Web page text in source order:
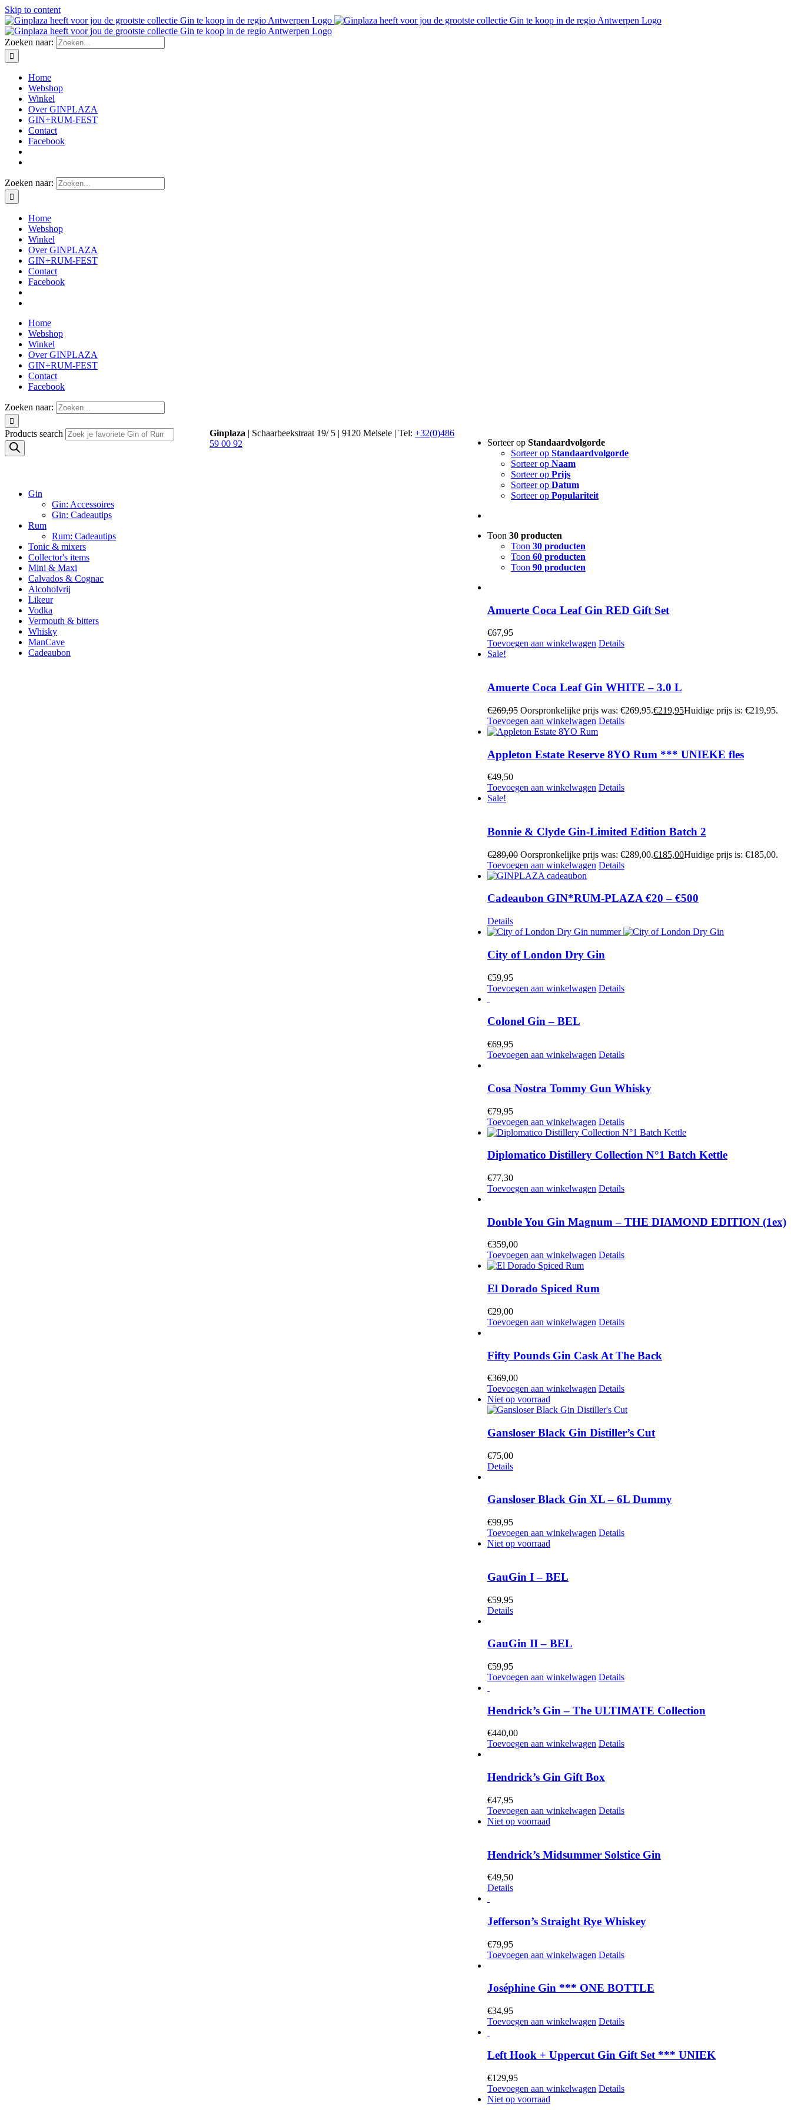
Skip to content
Zoeken naar:
Home
Webshop
Winkel
Over GINPLAZA
GIN+RUM-FEST
Contact
Facebook
Zoeken naar:
Home
Webshop
Winkel
Over GINPLAZA
GIN+RUM-FEST
Contact
Facebook
Home
Webshop
Winkel
Over GINPLAZA
GIN+RUM-FEST
Contact
Facebook
Zoeken naar:
Sorteer op Standaardvolgorde
Sorteer op Standaardvolgorde
Sorteer op Naam
Sorteer op Prijs
Sorteer op Datum
Sorteer op Populariteit
Toon 30 producten
Toon 30 producten
Toon 60 producten
Toon 90 producten
Amuerte Coca Leaf Gin RED Gift Set
€67,95
Toevoegen aan winkelwagen Details
Sale!
Amuerte Coca Leaf Gin WHITE – 3.0 L
€269,95 Oorspronkelijke prijs was: €269,95.€219,95Huidige prijs is: €219,95.
Toevoegen aan winkelwagen Details
Appleton Estate Reserve 8YO Rum *** UNIEKE fles
€49,50
Toevoegen aan winkelwagen Details
Sale!
Bonnie & Clyde Gin-Limited Edition Batch 2
€289,00 Oorspronkelijke prijs was: €289,00.€185,00Huidige prijs is: €185,00.
Toevoegen aan winkelwagen Details
Cadeaubon GIN*RUM-PLAZA €20 – €500
Details
City of London Dry Gin
€59,95
Toevoegen aan winkelwagen Details
Colonel Gin – BEL
€69,95
Toevoegen aan winkelwagen Details
Cosa Nostra Tommy Gun Whisky
€79,95
Toevoegen aan winkelwagen Details
Diplomatico Distillery Collection N°1 Batch Kettle
€77,30
Toevoegen aan winkelwagen Details
Double You Gin Magnum – THE DIAMOND EDITION (1ex)
€359,00
Toevoegen aan winkelwagen Details
El Dorado Spiced Rum
€29,00
Toevoegen aan winkelwagen Details
Fifty Pounds Gin Cask At The Back
€369,00
Toevoegen aan winkelwagen Details
Niet op voorraad
Gansloser Black Gin Distiller’s Cut
€75,00
Details
Gansloser Black Gin XL – 6L Dummy
€99,95
Toevoegen aan winkelwagen Details
Niet op voorraad
GauGin I – BEL
€59,95
Details
GauGin II – BEL
€59,95
Toevoegen aan winkelwagen Details
Hendrick’s Gin – The ULTIMATE Collection
€440,00
Toevoegen aan winkelwagen Details
Hendrick’s Gin Gift Box
€47,95
Toevoegen aan winkelwagen Details
Niet op voorraad
Hendrick’s Midsummer Solstice Gin
€49,50
Details
Jefferson’s Straight Rye Whiskey
€79,95
Toevoegen aan winkelwagen Details
Joséphine Gin *** ONE BOTTLE
€34,95
Toevoegen aan winkelwagen Details
Left Hook + Uppercut Gin Gift Set *** UNIEK
€129,95
Toevoegen aan winkelwagen Details
Niet op voorraad
Products search
Gin
Gin: Accessoires
Gin: Cadeautips
Rum
Rum: Cadeautips
Tonic & mixers
Collector's items
Mini & Maxi
Calvados & Cognac
Alcoholvrij
Likeur
Vodka
Vermouth & bitters
Whisky
ManCave
Cadeaubon
Ginplaza | Schaarbeekstraat 19/ 5 | 9120 Melsele | Tel: +32(0)486
59 00 92